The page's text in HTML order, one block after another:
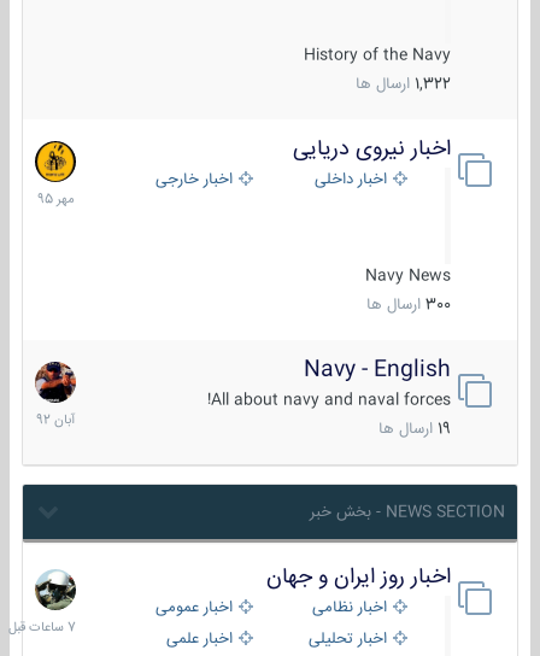
History of the Navy
1,322 ارسال ها
اخبار نیروی دریایی
اخبار داخلی اخبار خارجی
Navy News
300 ارسال ها
27
مهر
1395
Navy - English
All about navy and naval forces!
ارسال ها
22
آبان
1392
NEWS SECTION - بخش خبر
اخبار روز ایران و جهان
اخبار نظامی
اخبار عمومی
اخبار تحلیلی
اخبار علمی
7
ساعات
قبل